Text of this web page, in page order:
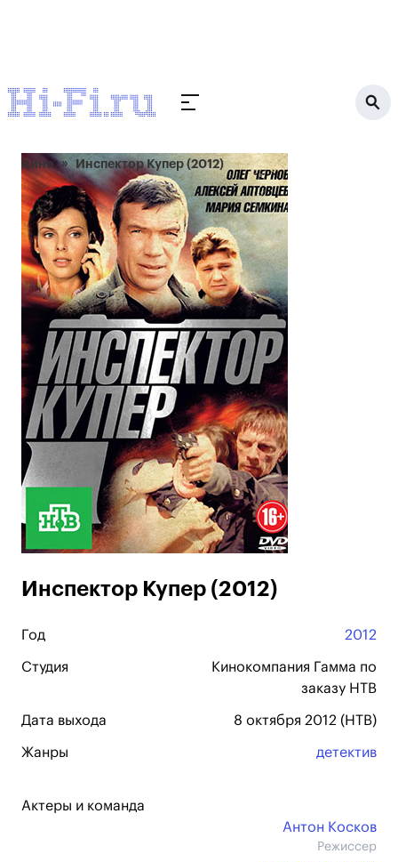
Кино Инспектор Купер (2012)
Инспектор Купер (2012)
Год 2012
Студия
Кинокомпания Гамма по
заказу НТВ
Дата выхода 8 октября 2012 (НТВ)
Жанры детектив
Актеры и команда
Антон Косков
Режиссер